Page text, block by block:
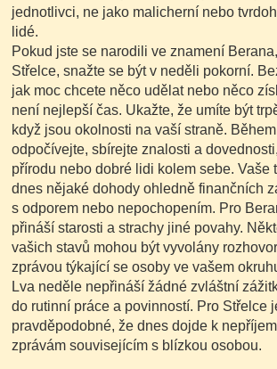
jednotlivci, ne jako malicherní nebo
lidé.
Pokud jste se narodili ve znamení
Střelce, snažte se být v neděli pokorní.
jak moc chcete něco udělat nebo něco
není nejlepší čas. Ukažte, že umíte být
když jsou okolnosti na vaší straně.
odpočívejte, sbírejte znalosti a
přírodu nebo dobré lidi kolem sebe. Vaše
dnes nějaké dohody ohledně finančních
s odporem nebo nepochopením. Pro
přináší starosti a strachy jiné povahy.
vašich stavů mohou být vyvolány
zprávou týkající se osoby ve vašem
Lva neděle nepřináší žádné zvláštní
do rutinní práce a povinností. Pro Střelce
pravděpodobné, že dnes dojde k
zprávám souvisejícím s blízkou osobou.